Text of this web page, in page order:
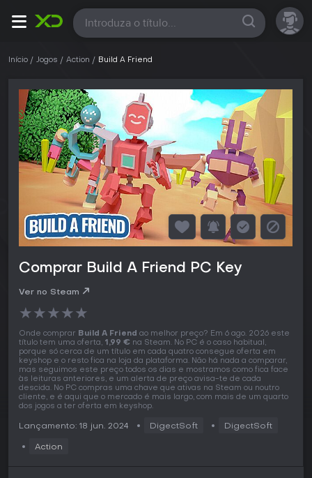
Todas
Início Jogos Action Build A Friend
Comprar Build A Friend PC Key
Ver no Steam
★★★★★
Onde comprar Build A Friend ao melhor preço? Em 6 ago. 2026 este
título tem uma oferta, 1,99 € na Steam. No PC é o caso habitual,
porque só cerca de um título em cada quatro consegue oferta em
keyshop e o resto fica na loja da plataforma. Não há nada a comparar,
mas seguimos este preço todos os dias e mostramos como fica face
às leituras anteriores, e um alerta de preço avisa-te de cada
descida. No PC compras uma chave que ativas na Steam ou noutro
cliente, e é aqui que o mercado é mais largo, com mais de um quarto
dos jogos a ter oferta em keyshop.
Lançamento: 18 jun. 2024 DigectSoft DigectSoft
Action